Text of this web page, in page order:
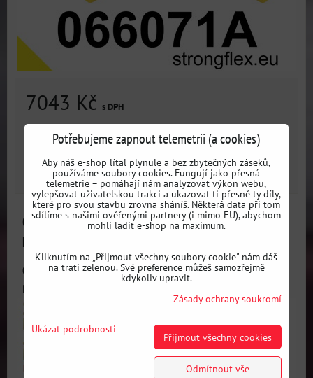
7043 Kč s DPH
Dostupnost:3 dni
ZVOLTE VARIANTU
066070B Sada silentbloků přední nápravy Dodge /
Fiat
066070B Sada silentbloků přední nápravy - Kompletní sada
pro obnovu...
Potřebujeme zapnout telemetrii (a cookies)
Aby náš e-shop lítal plynule a bez zbytečných záseků,
používáme soubory cookies. Fungují jako přesná
telemetrie – pomáhají nám analyzovat výkon webu,
vylepšovat uživatelskou trakci a ukazovat ti přesně ty díly,
které pro svou stavbu zrovna sháníš. Některá data při tom
sdílíme s našimi ověřenými partnery (i mimo EU), abychom
mohli ladit e-shop na maximum.
Kliknutím na „Přijmout všechny soubory cookie" nám dáš
na trati zelenou. Své preference můžeš samozřejmě
kdykoliv upravit.
Zásady ochrany soukromí
Ukázat podrobnosti
Přijmout všechny cookies
Odmítnout vše